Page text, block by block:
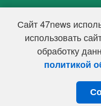
Сайт 47news
использовать
обработку
политикой
47 новостей (47 news)
Свидетельство о
Федеральной службой по
информационных